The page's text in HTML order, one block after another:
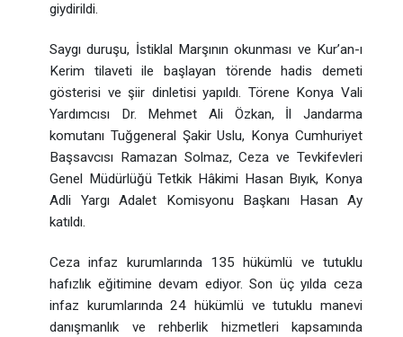
giydirildi.
Saygı duruşu, İstiklal Marşının okunması ve Kur’an-ı
Kerim tilaveti ile başlayan törende hadis demeti
gösterisi ve şiir dinletisi yapıldı. Törene Konya Vali
Yardımcısı Dr. Mehmet Ali Özkan, İl Jandarma
komutanı Tuğgeneral Şakir Uslu, Konya Cumhuriyet
Başsavcısı Ramazan Solmaz, Ceza ve Tevkifevleri
Genel Müdürlüğü Tetkik Hâkimi Hasan Bıyık, Konya
Adli Yargı Adalet Komisyonu Başkanı Hasan Ay
katıldı.
Ceza infaz kurumlarında 135 hükümlü ve tutuklu
hafızlık eğitimine devam ediyor. Son üç yılda ceza
infaz kurumlarında 24 hükümlü ve tutuklu manevi
danışmanlık ve rehberlik hizmetleri kapsamında